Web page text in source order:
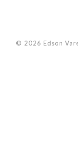
© 2026 Edson